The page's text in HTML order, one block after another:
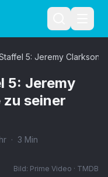
5: Jeremy Clarkson
5: Jeremy
seiner
· 3 Min
Bild: Prime Video · TMDB
Nutzungsbedingungen